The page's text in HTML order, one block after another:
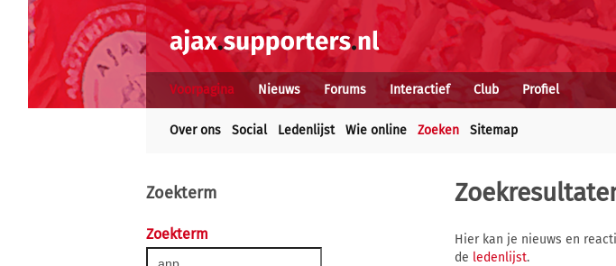
Voorpagina Nieuws Forums Interactief Club Profiel
Over ons Social Ledenlijst Wie online Zoeken Sitemap
Zoekterm
Zoekterm
Hier kan je nieuws en
de ledenlijst.